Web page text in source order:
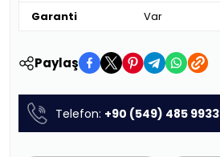
Garanti
Var
Paylaş
Telefon: +90 (549) 485 9933